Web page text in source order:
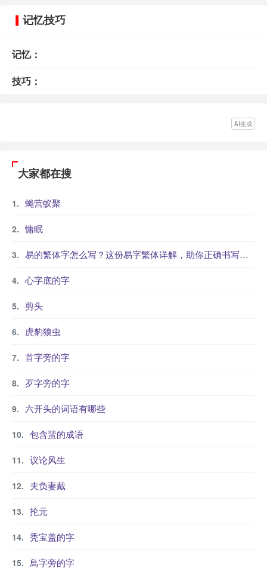
记忆技巧
记忆：
技巧：
AI生成
大家都在搜
蝇营蚁聚
慵眠
易的繁体字怎么写？这份易字繁体详解，助你正确书写汉字_汉字繁体学习
心字底的字
剪头
虎豹狼虫
首字旁的字
歹字旁的字
六开头的词语有哪些
包含蜚的成语
议论风生
夫负妻戴
抡元
秃宝盖的字
鳥字旁的字